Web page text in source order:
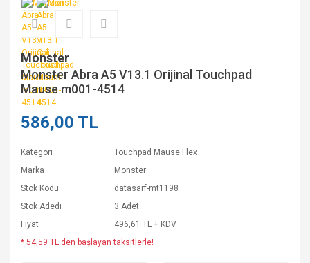
Monster
Monster Abra A5 V13.1 Orijinal Touchpad
Mause m001-4514
586,00 TL
Kategori
Touchpad Mause Flex
Marka
Monster
Stok Kodu
datasarf-mt1198
Stok Adedi
3 Adet
Fiyat
496,61 TL + KDV
* 54,59 TL den başlayan taksitlerle!